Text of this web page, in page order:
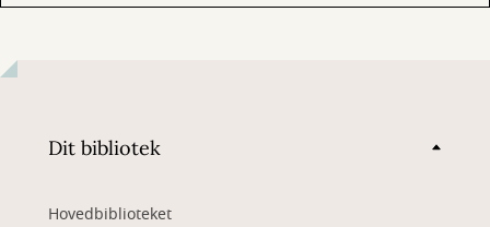
Dit bibliotek
Hovedbiblioteket